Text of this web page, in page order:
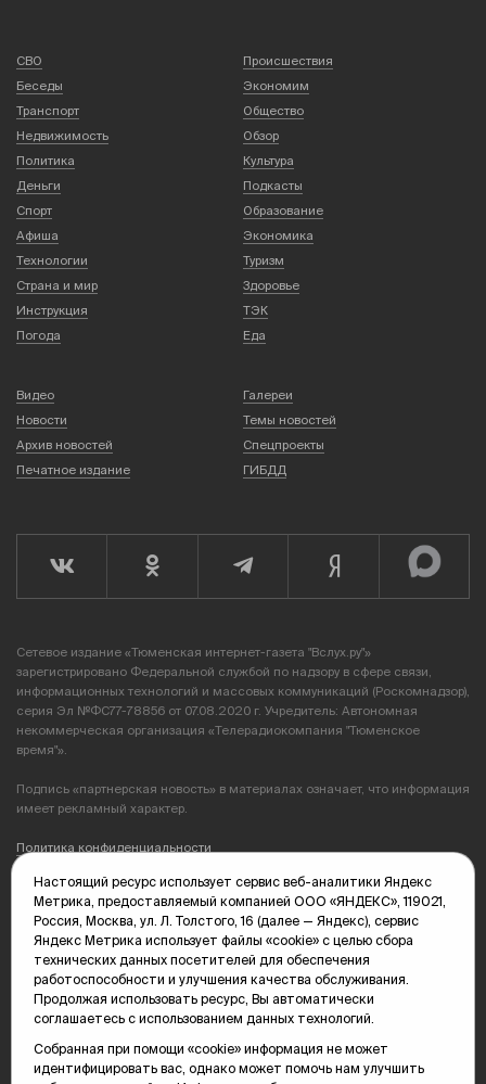
СВО
Происшествия
Беседы
Экономим
Транспорт
Общество
Недвижимость
Обзор
Политика
Культура
Деньги
Подкасты
Спорт
Образование
Афиша
Экономика
Технологии
Туризм
Страна и мир
Здоровье
Инструкция
ТЭК
Погода
Еда
Видео
Галереи
Новости
Темы новостей
Архив новостей
Спецпроекты
Печатное издание
ГИБДД
Сетевое издание «Тюменская интернет-газета "Вслух.ру"»
зарегистрировано Федеральной службой по надзору в сфере связи,
информационных технологий и массовых коммуникаций (Роскомнадзор),
серия Эл №ФС77-78856 от 07.08.2020 г. Учредитель: Автономная
некоммерческая организация «Телерадиокомпания "Тюменское
время"».
Подпись «партнерская новость» в материалах означает, что информация
имеет рекламный характер.
Политика конфиденциальности
Редакция: 625035, Тюмень, пр. Геологоразведчиков, 28А
(3452) 68-89-05
edit@vsluh.ru
Главный редактор: Панкина Т.Ю.
kika@vsluh.ru
По вопросам рекламы:
(3452) 68-89-78
kotovaev@sibinformburo.ru
Настоящий ресурс использует сервис веб-аналитики Яндекс
Метрика, предоставляемый компанией ООО «ЯНДЕКС», 119021,
Россия, Москва, ул. Л. Толстого, 16 (далее — Яндекс), сервис
Яндекс Метрика использует файлы «cookie» с целью сбора
технических данных посетителей для обеспечения
работоспособности и улучшения качества обслуживания.
Продолжая использовать ресурс, Вы автоматически
соглашаетесь с использованием данных технологий.
Собранная при помощи «cookie» информация не может
идентифицировать вас, однако может помочь нам улучшить